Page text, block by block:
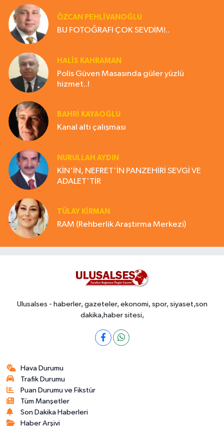
ÖZCAN PEHLİVANOĞLU
BU FOTOĞRAFI ÇOK SEVDİM!..
HALIS KAHRAMAN
Polis Güven Masasında güler yüzlü
hizmet..!
BAHRI KAYAOĞLU
Kanal altı çalışması
NURULLAH AYDIN
KİN'İN, NEFRET'İN PANZEHİRİ SEVGİ VE
ADALET'TİR
TÜLAY KİRMAN
RAM (Rehberlik Araştırma Merkezi)
Ulusalses - haberler, gazeteler, ekonomi, spor, siyaset,son
dakika,haber sitesi,
Hava Durumu
Trafik Durumu
Puan Durumu ve Fikstür
Tüm Manşetler
Son Dakika Haberleri
Haber Arşivi